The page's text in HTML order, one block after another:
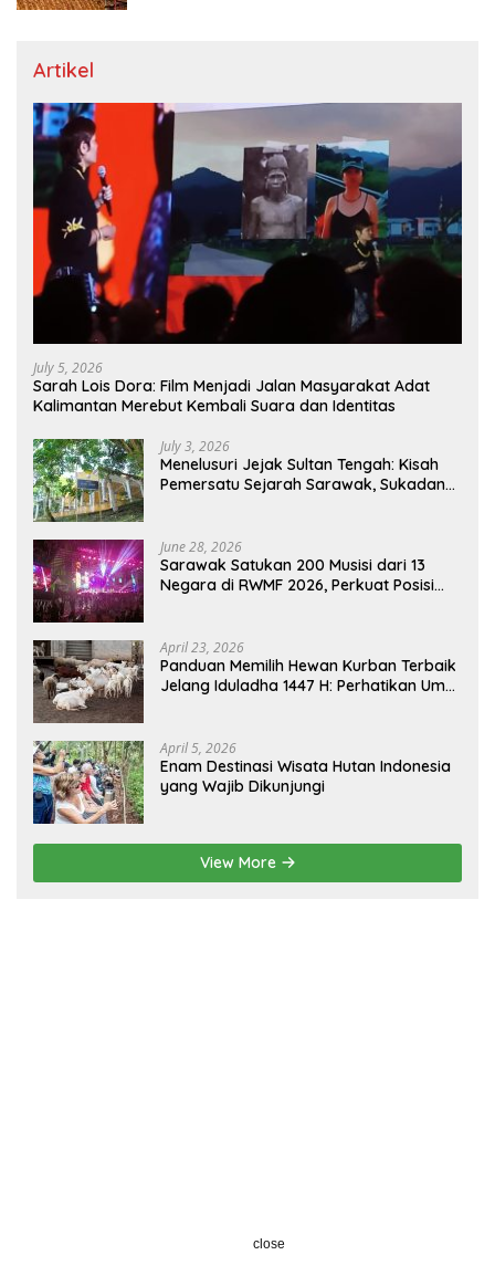
Artikel
July 5, 2026
Sarah Lois Dora: Film Menjadi Jalan Masyarakat Adat
Kalimantan Merebut Kembali Suara dan Identitas
July 3, 2026
Menelusuri Jejak Sultan Tengah: Kisah
Pemersatu Sejarah Sarawak, Sukadana,
June 28, 2026
Sarawak Satukan 200 Musisi dari 13
Negara di RWMF 2026, Perkuat Posisi
April 23, 2026
Panduan Memilih Hewan Kurban Terbaik
Jelang Iduladha 1447 H: Perhatikan Umur
April 5, 2026
Enam Destinasi Wisata Hutan Indonesia
yang Wajib Dikunjungi
View More
close